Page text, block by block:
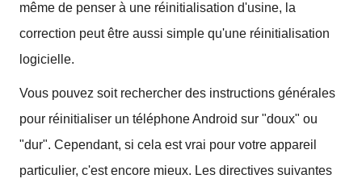
même de penser à une réinitialisation d'usine, la
correction peut être aussi simple qu'une réinitialisation
logicielle.
Vous pouvez soit rechercher des instructions générales
pour réinitialiser un téléphone Android sur "doux" ou
"dur". Cependant, si cela est vrai pour votre appareil
particulier, c'est encore mieux. Les directives suivantes